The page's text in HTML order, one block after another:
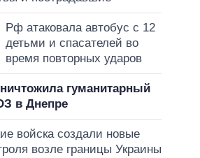
Рф атаковала автобус с 12
детьми и спасателей во
время повторных ударов
гуманитарный
в Днепре
войска создали новые
возле границы Украины